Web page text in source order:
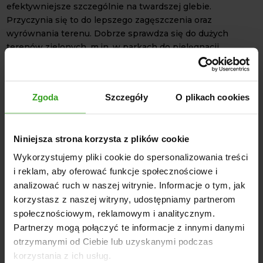
Zgoda Szczegóły O plikach cookies
Niniejsza strona korzysta z plików cookie
Wykorzystujemy pliki cookie do spersonalizowania treści
i reklam, aby oferować funkcje społecznościowe i
analizować ruch w naszej witrynie. Informacje o tym, jak
korzystasz z naszej witryny, udostępniamy partnerom
społecznościowym, reklamowym i analitycznym.
Partnerzy mogą połączyć te informacje z innymi danymi
otrzymanymi od Ciebie lub uzyskanymi podczas
korzystania z ich usług.
efektywniejsze szczególnie na twardszej glebie.
Przyczynia się to do lepszego zagęszczenia oraz
wyrównania terenu. Dobrze sprawdza się do dużych
terenów zielonych, m.in. w parkach do pielęgnacji
średnica wynosi 22 mm. Można je wymienić na większe,
Stan: Nowy
TUZ: 3-punktowy, Kat I i Kat II
Wysokość: 880 mm
Długość / Szerokość / Wysokość (rama): 680 x 920 / 1675
/ 650 mm
Średnica walca: 400 mm
Waga: 150 kg
Średnica sworzni: 22 mm (Kat I) z możliwością wymiany